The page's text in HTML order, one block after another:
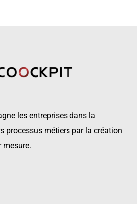
les entreprises dans la
processus métiers par la création
mesure.